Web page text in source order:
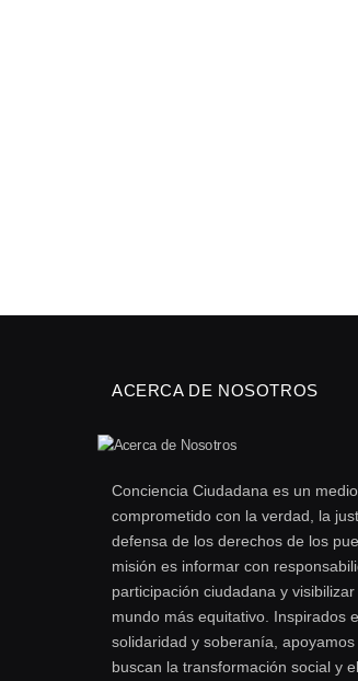
ACERCA DE NOSOTROS
Conciencia Ciudadana es un
comprometido con la verdad, la
defensa de los derechos de los
misión es informar con
participación ciudadana y
mundo más equitativo. Inspirados
solidaridad y soberanía,
buscan la transformación social y